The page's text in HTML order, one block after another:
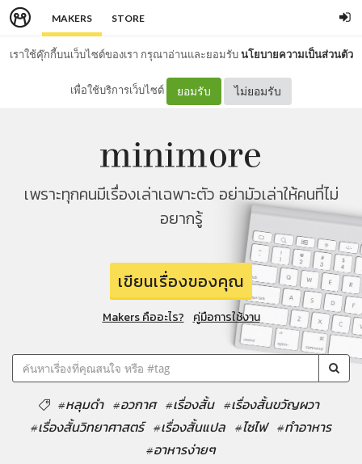
MAKERS STORE
เราใช้คุ๊กกี้บนเว็บไซต์ของเรา กรุณาอ่านและยอมรับนโยบายความเป็นส่วนตัว
เพื่อใช้บริการเว็บไซต์ ยอมรับ ไม่ยอมรับ
เพราะทุกคนมีเรื่องเล่าเฉพาะตัว อย่ามัวเล่าให้คนที่ไม่
อยากรู้
เขียนเรื่องของคุณ
Makers คืออะไร? คู่มือการใช้งาน
#หลุมดำ #อวกาศ #เรื่องสั้น #เรื่องสั้นขวัญผวา
#เรื่องสั้นวิทยาศาสตร์ #เรื่องสั้นแปล #ไซไฟ #ทำอาหาร
#อาหารง่ายๆ